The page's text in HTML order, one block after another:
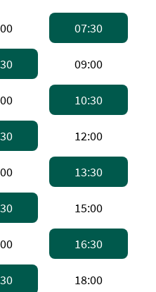
渡轮 。备注：普通渡轮，
上午7:00，高速船
07:30上午7:30
上午8:30，普通渡轮 。
09:00上午9:00
渡轮 。备注：普通渡轮，
上午10:00，高速船
10:30上午
船上午11:30，普通渡轮 。
12:00下午
渡轮 。备注：普通渡轮
下午1:00，高速船
13:30下午1:30
下午2:30，普通渡轮 。
15:00下午3:00
渡轮 。备注：普通渡轮，
下午4:00，高速船
16:30下午4:30
下午5:30，普通渡轮 。
18:00下午6:00